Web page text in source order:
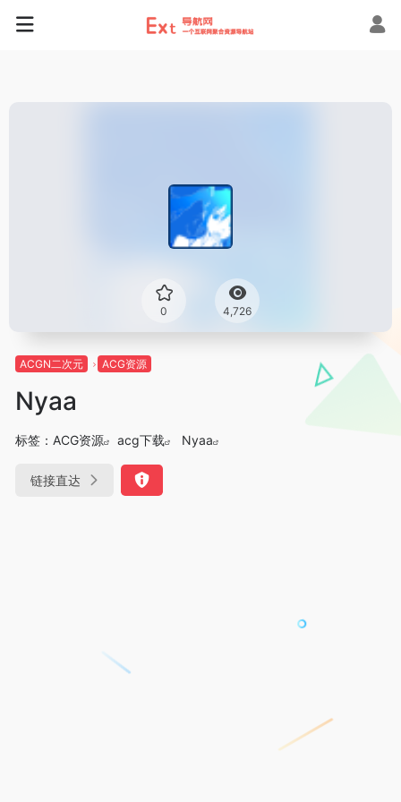
0 4,726
ACGN二次元 ACG资源
Nyaa
标签： ACG资源 acg下载 Nyaa
链接直达